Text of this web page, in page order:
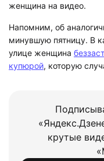
женщина на видео.
Напомним, об
минувшую пятницу. В
улице женщина
купюрой, которую
крутые